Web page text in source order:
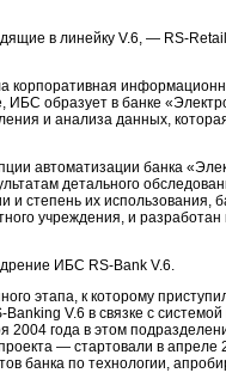
в линейку V.6, — RS-
корпоративная
образует в банке
и анализа данных,
автоматизации банка
детального
степень их использования,
учреждения, и
ИБС RS-Bank V.6.
этапа, к которому
Banking V.6 в связке с
2004 года в этом
— стартовали в
банка по технологии,